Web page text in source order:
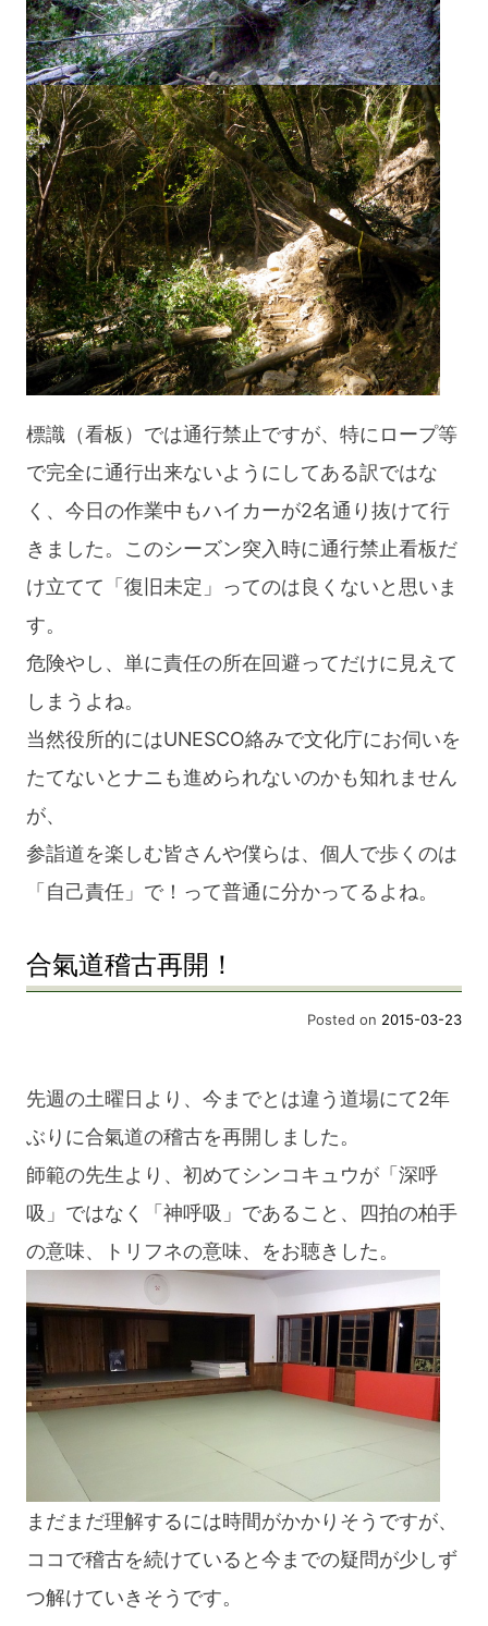
標識（看板）では通行禁止ですが、特にロープ等
で完全に通行出来ないようにしてある訳ではな
く、今日の作業中もハイカーが2名通り抜けて行
きました。このシーズン突入時に通行禁止看板だ
け立てて「復旧未定」ってのは良くないと思いま
す。
危険やし、単に責任の所在回避ってだけに見えて
しまうよね。
当然役所的にはUNESCO絡みで文化庁にお伺いを
たてないとナニも進められないのかも知れません
が、
参詣道を楽しむ皆さんや僕らは、個人で歩くのは
「自己責任」で！って普通に分かってるよね。
合氣道稽古再開！
Posted on 2015-03-23
先週の土曜日より、今までとは違う道場にて2年
ぶりに合氣道の稽古を再開しました。
師範の先生より、初めてシンコキュウが「深呼
吸」ではなく「神呼吸」であること、四拍の柏手
の意味、トリフネの意味、をお聴きした。
まだまだ理解するには時間がかかりそうですが、
ココで稽古を続けていると今までの疑問が少しず
つ解けていきそうです。